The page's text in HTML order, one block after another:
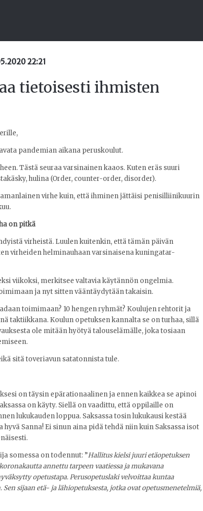
22:21
tietoisesti ihmisten
pandemian aikana peruskoulut.
Tästä seuraa varsinainen kaaos. Kuten eräs suuri
hulina (Order, counter-order, disorder).
virhe kuin, että ihminen jättäisi penisilliinikuurin
on pitkä
virheistä. Luulen kuitenkin, että tämän päivän
virheiden helminauhaan varsinaisena kuningatar-
viikoksi, merkitsee valtavia käytännön ongelmia.
ja nyt sitten vääntäydytään takaisin.
toimimaan? 10 hengen ryhmät? Koulujen rehtorit ja
taktiikkana. Koulun opetuksen kannalta se on turhaa, sillä
ole mitään hyötyä talouselämälle, joka tosiaan
sitä toveriavun satatonnista tule.
on täysin epärationaalinen ja ennen kaikkea se apinoi
on käyty. Siellä on vaadittu, että oppilaille on
lukukauden loppua. Saksassa tosin lukukausi kestää
Sanna! Ei sinun aina pidä tehdä niin kuin Saksassa isot
somessa on todennut: ”Hallitus kielsi juuri etäopetuksen
annettu tarpeen vaatiessa ja mukavana
opetustapa. Perusopetuslaki velvoittaa kuntaa
sijaan etä- ja lähiopetuksesta, jotka ovat opetusmenetelmiä,